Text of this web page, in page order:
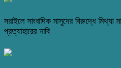
সরাইলে সাংবাদিক মাসুদের বিরুদ্ধে মিথ্যা
প্রত্যাহারের দাবি